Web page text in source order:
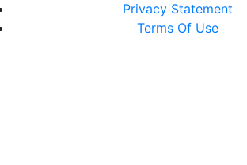
Privacy Statement
Terms Of Use